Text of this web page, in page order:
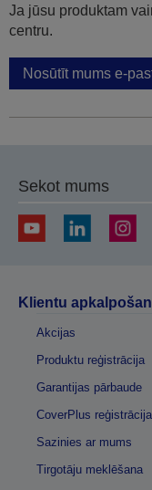
Ja jūsu produktam
centru.
Nosūtīt mums e-
Sekot mums
Klientu
Akcijas
Produktu reģistrācija
Garantijas pārbaude
CoverPlus reģistrācija
Sazinies ar mums
Tirgotāju meklēšana